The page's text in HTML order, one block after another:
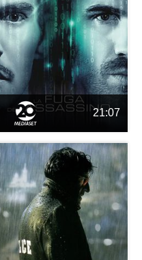
21:07